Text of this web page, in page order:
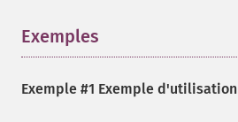
Exemples
Exemple #1 Exemple d'utilisation